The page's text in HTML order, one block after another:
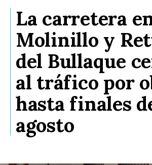
La carretera
Molinillo y
del Bullaque
al tráfico por
hasta finales
agosto